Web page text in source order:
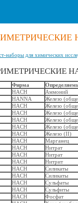
наборы для химических
Фирма
HACH
Аммоний
HANNA
Железо
HACH
Железо
HACH
Железо
HACH
Железо
HACH
Железо
HACH
Железо (II)
HACH
Марганец
HACH
Нитрат
HACH
Нитрат
HACH
Нитрит
HACH
Силикаты
HACH
Силикаты
HACH
Сульфаты
HACH
Сульфиты
HACH
Фосфат